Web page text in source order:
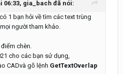
06:33, gia_bach đã nói:
1 bạn hỏi về tìm các text trùng
người tham khảo.
chèn.
cho các bạn sử dụng,
CADvà gõ lệnh GetTextOverlap